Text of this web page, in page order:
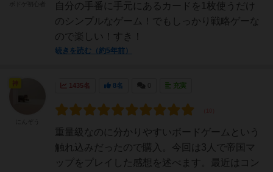
自分の手番に手元にあるカードを1枚使うだけ
のシンプルなゲーム！でもしっかり戦略ゲーな
ので楽しい！すき！
続きを読む（約5年前）
1435名 8名 充実
重量級なのに分かりやすいボードゲームという
触れ込みだったので購入。今回は3人で帝国マ
ップをプレイした感想を述べます。最近はコン
神